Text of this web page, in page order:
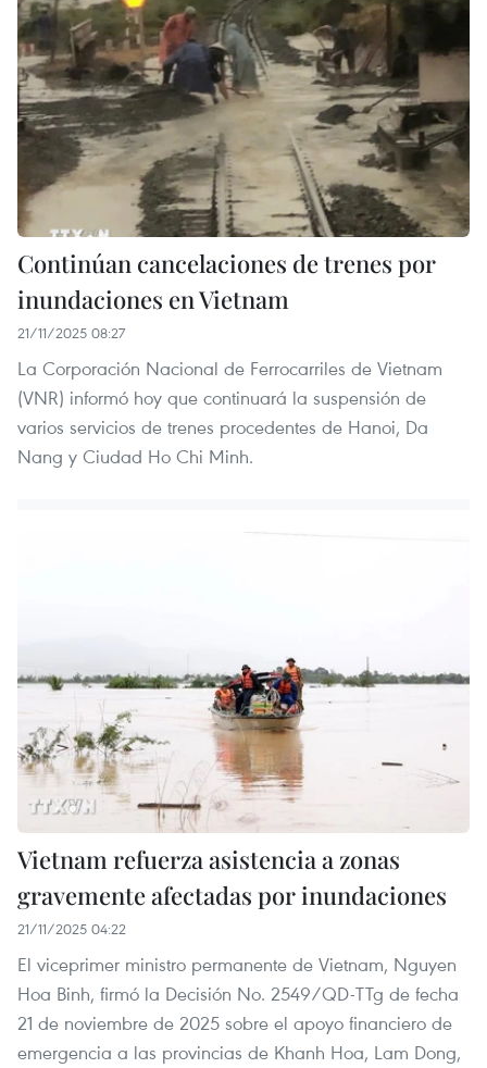
Continúan cancelaciones de trenes por
inundaciones en Vietnam
21/11/2025 08:27
La Corporación Nacional de Ferrocarriles de Vietnam
(VNR) informó hoy que continuará la suspensión de
varios servicios de trenes procedentes de Hanoi, Da
Nang y Ciudad Ho Chi Minh.
Vietnam refuerza asistencia a zonas
gravemente afectadas por inundaciones
21/11/2025 04:22
El viceprimer ministro permanente de Vietnam, Nguyen
Hoa Binh, firmó la Decisión No. 2549/QD-TTg de fecha
21 de noviembre de 2025 sobre el apoyo financiero de
emergencia a las provincias de Khanh Hoa, Lam Dong,